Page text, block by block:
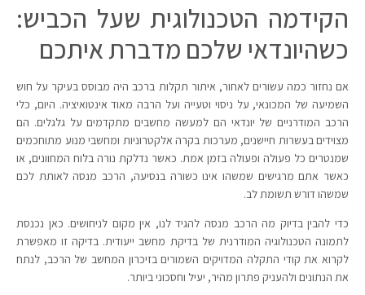
הקידמה הטכנולוגית שעל הכביש:
כשהיונדאי שלכם מדברת איתכם
אם נחזור כמה עשורים לאחור, איתור תקלות ברכב היה מבוסס בעיקר על חוש
השמיעה של המכונאי, על ניסוי וטעייה ועל הרבה מאוד אינטואיציה. היום, כלי
הרכב המודרניים של יונדאי הם למעשה מחשבים מתקדמים על גלגלים. הם
מצוידים בעשרות חיישנים, מערכות בקרה אלקטרוניות ומחשבי מנוע מתוחכמים
שמנטרים כל פעולה ופעולה בזמן אמת. כאשר נדלקת נורה בלוח המחוונים, או
כאשר אתם מרגישים שמשהו אינו כשורה בנסיעה, הרכב מנסה לאותת לכם
שמשהו דורש תשומת לב.
כדי להבין בדיוק מה הרכב מנסה להגיד לנו, אין מקום לניחושים. כאן נכנסת
לתמונה הטכנולוגיה המודרנית של בדיקת מחשב ייעודית. בדיקה זו מאפשרת
לקרוא את קודי התקלה המדויקים השמורים בזיכרון המחשב של הרכב, לנתח
את הנתונים ולהעניק פתרון מהיר, יעיל וחסכוני ביותר.